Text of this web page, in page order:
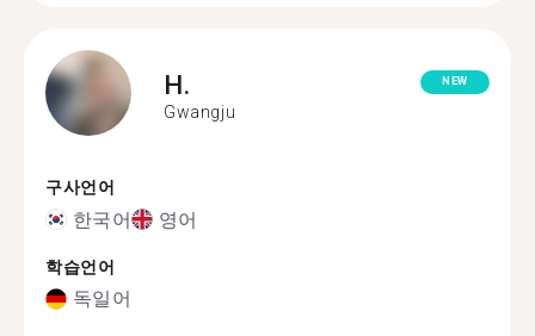
H.
Gwangju
NEW
구사언어
한국어 영어
학습언어
독일어